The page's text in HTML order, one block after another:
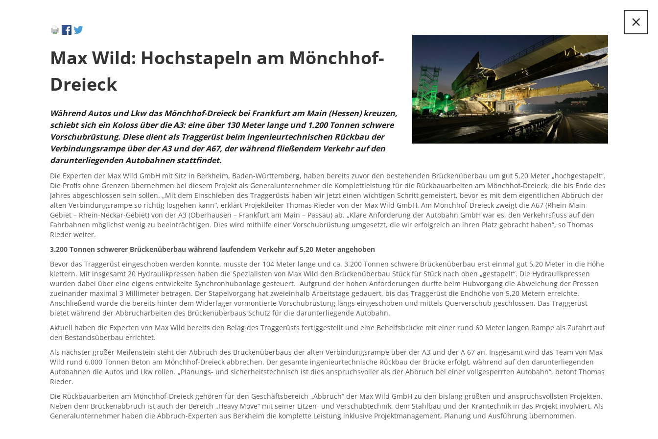
×
Max Wild: Hochstapeln am Mönchhof-
Dreieck
Während Autos und Lkw das Mönchhof-Dreieck bei Frankfurt am Main (Hessen) kreuzen,
schiebt sich ein Koloss über die A3: eine über 130 Meter lange und 1.200 Tonnen schwere
Vorschubrüstung. Diese dient als Traggerüst beim ingenieurtechnischen Rückbau der
Verbindungsrampe über der A3 und der A67, der während fließendem Verkehr auf den
darunterliegenden Autobahnen stattfindet.
Die Experten der Max Wild GmbH mit Sitz in Berkheim, Baden-Württemberg, haben bereits zuvor den bestehenden Brückenüberbau um gut 5,20 Meter „hochgestapelt“.
Die Profis ohne Grenzen übernehmen bei diesem Projekt als Generalunternehmer die Komplettleistung für die Rückbauarbeiten am Mönchhof-Dreieck, die bis Ende des
Jahres abgeschlossen sein sollen. „Mit dem Einschieben des Traggerüsts haben wir jetzt einen wichtigen Schritt gemeistert, bevor es mit dem eigentlichen Abbruch der
alten Verbindungsrampe so richtig losgehen kann“, erklärt Projektleiter Thomas Rieder von der Max Wild GmbH. Am Mönchhof-Dreieck zweigt die A67 (Rhein-Main-
Gebiet – Rhein-Neckar-Gebiet) von der A3 (Oberhausen – Frankfurt am Main – Passau) ab. „Klare Anforderung der Autobahn GmbH war es, den Verkehrsfluss auf den
Fahrbahnen möglichst wenig zu beeinträchtigen. Dies wird mithilfe einer Vorschubrüstung umgesetzt, die wir erfolgreich an ihren Platz gebracht haben“, so Thomas
Rieder weiter.
3.200 Tonnen schwerer Brückenüberbau während laufendem Verkehr auf 5,20 Meter angehoben
Bevor das Traggerüst eingeschoben werden konnte, musste der 104 Meter lange und ca. 3.200 Tonnen schwere Brückenüberbau erst einmal gut 5,20 Meter in die Höhe
klettern. Mit insgesamt 20 Hydraulikpressen haben die Spezialisten von Max Wild den Brückenüberbau Stück für Stück nach oben „gestapelt“. Die Hydraulikpressen
wurden dabei über eine eigens entwickelte Synchronhubanlage gesteuert. Aufgrund der hohen Anforderungen durfte beim Hubvorgang die Abweichung der Pressen
zueinander maximal 3 Millimeter betragen. Der Stapelvorgang hat zweieinhalb Arbeitstage gedauert, bis das Traggerüst die Endhöhe von 5,20 Metern erreichte.
Anschließend wurde die bereits hinter dem Widerlager vormontierte Vorschubrüstung längs eingeschoben und mittels Querverschub geschlossen. Das Traggerüst
bietet während der Abbrucharbeiten des Brückenüberbaus Schutz für die darunterliegende Autobahn.
Aktuell haben die Experten von Max Wild bereits den Belag des Traggerüsts fertiggestellt und eine Behelfsbrücke mit einer rund 60 Meter langen Rampe als Zufahrt auf
den Bestandsüberbau errichtet.
Als nächster großer Meilenstein steht der Abbruch des Brückenüberbaus der alten Verbindungsrampe über der A3 und der A 67 an. Insgesamt wird das Team von Max
Wild rund 6.000 Tonnen Beton am Mönchhof-Dreieck abbrechen. Der gesamte ingenieurtechnische Rückbau der Brücke erfolgt, während auf den darunterliegenden
Autobahnen die Autos und Lkw rollen. „Planungs- und sicherheitstechnisch ist dies anspruchsvoller als der Abbruch bei einer vollgesperrten Autobahn“, betont Thomas
Rieder.
Die Rückbauarbeiten am Mönchhof-Dreieck gehören für den Geschäftsbereich „Abbruch“ der Max Wild GmbH zu den bislang größten und anspruchsvollsten Projekten.
Neben dem Brückenabbruch ist auch der Bereich „Heavy Move“ mit seiner Litzen- und Verschubtechnik, dem Stahlbau und der Krantechnik in das Projekt involviert. Als
Generalunternehmer haben die Abbruch-Experten aus Berkheim die komplette Leistung inklusive Projektmanagement, Planung und Ausführung übernommen.